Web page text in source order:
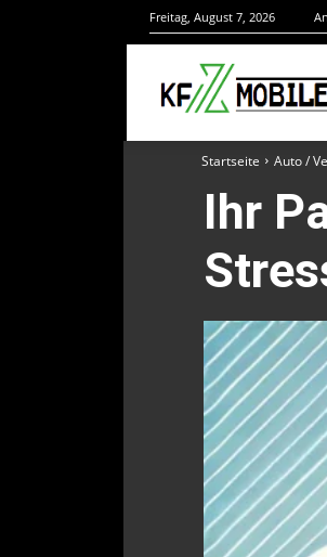
Freitag, August 7, 2026
Startseite Auto /
Ihr